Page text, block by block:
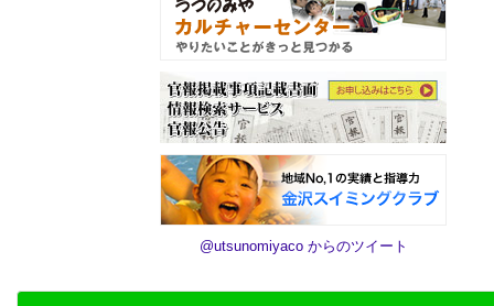
@utsunomiyaco からのツイート